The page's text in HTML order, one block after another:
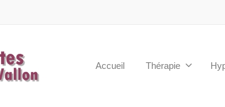
Accueil Thérapie